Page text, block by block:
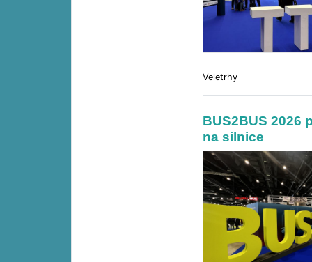
Veletrhy
BUS2BUS 2026
na silnice